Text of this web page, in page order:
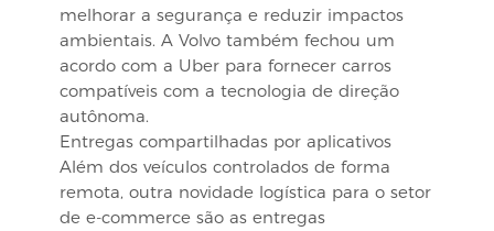
melhorar a segurança e reduzir impactos
ambientais. A Volvo também fechou um
acordo com a Uber para fornecer carros
compatíveis com a tecnologia de direção
autônoma.
Entregas compartilhadas por aplicativos
Além dos veículos controlados de forma
remota, outra novidade logística para o setor
de e-commerce são as entregas